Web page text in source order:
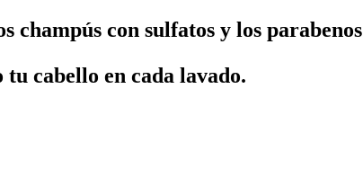
champús con sulfatos y los parabenos
tu cabello en cada lavado.